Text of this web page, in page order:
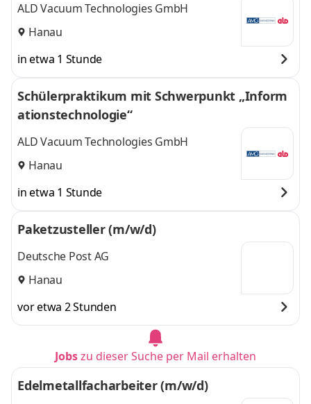
ALD Vacuum Technologies GmbH
Hanau
in etwa 1 Stunde
Schülerpraktikum mit Schwerpunkt „Inform
ationstechnologie“
ALD Vacuum Technologies GmbH
Hanau
in etwa 1 Stunde
Paketzusteller (m/w/d)
Deutsche Post AG
Hanau
vor etwa 2 Stunden
Jobszu dieser Suche per Mail erhalten
Edelmetallfacharbeiter (m/w/d)